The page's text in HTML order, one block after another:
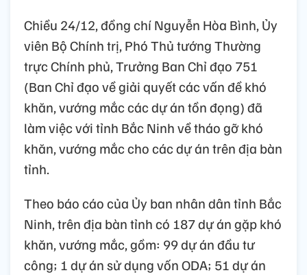
Chiều 24/12, đồng chí Nguyễn Hòa Bình, Ủy
viên Bộ Chính trị, Phó Thủ tướng Thường
trực Chính phủ, Trưởng Ban Chỉ đạo 751
(Ban Chỉ đạo về giải quyết các vấn đề khó
khăn, vướng mắc các dự án tồn đọng) đã
làm việc với tỉnh Bắc Ninh về tháo gỡ khó
khăn, vướng mắc cho các dự án trên địa bàn
tỉnh.
Theo báo cáo của Ủy ban nhân dân tỉnh Bắc
Ninh, trên địa bàn tỉnh có 187 dự án gặp khó
khăn, vướng mắc, gồm: 99 dự án đầu tư
công; 1 dự án sử dụng vốn ODA; 51 dự án